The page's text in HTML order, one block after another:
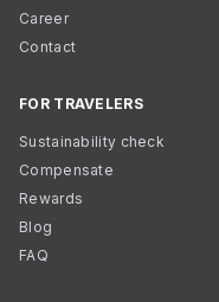
Career
Contact
FOR TRAVELERS
Sustainability check
Compensate
Rewards
Blog
FAQ